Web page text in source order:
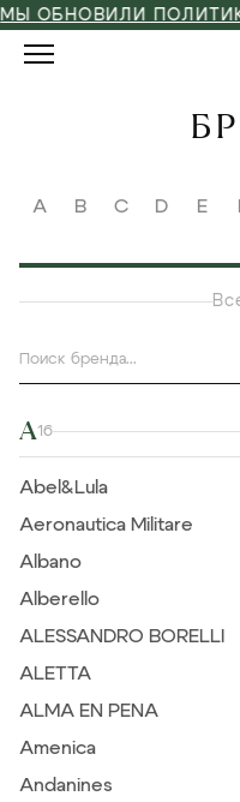
ПОЛИТИКУ
A B C D E
A16
Abel&Lula
Aeronautica Militare
Albano
Alberello
ALESSANDRO BORELLI
ALETTA
ALMA EN PENA
Amenica
Andanines